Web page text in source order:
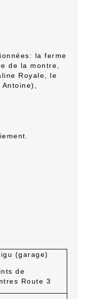
la ferme
de la montre,
Royale, le
,
(garage)
de
Route 3